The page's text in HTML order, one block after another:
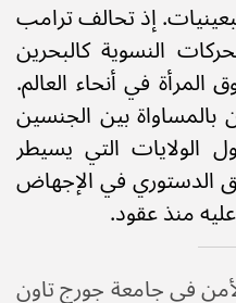
إذ تحالف ترامب
النسوية كالبحرين
في أنحاء العالم.
بالمساواة بين الجنسين
الولايات التي يسيطر
الدستوري في الإجهاض
منذ عقود.
في جامعة جورج تاون